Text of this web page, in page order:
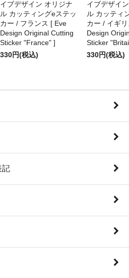
イブデザイン オリジナ
ル カッティングeステッ
カー / フランス [ Eve
Design Original Cutting
Sticker "France" ]
330円(税込)
イブデザイ
ル カッティ
カー / イギ
Design
Sticker
330円(税込)
記